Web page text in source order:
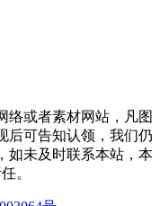
络或者素材网站，凡图
后可告知认领，我们仍
如未及时联系本站，本
。